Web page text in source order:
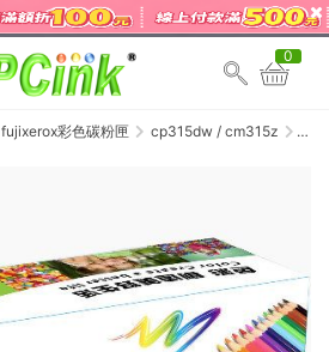
0
fujixerox彩色碳粉匣
cp315dw / cm315z
匣 (1
組4
色)